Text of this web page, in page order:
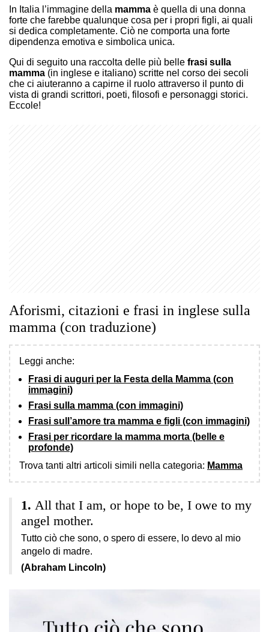
In Italia l’immagine della mamma è quella di una donna
forte che farebbe qualunque cosa per i propri figli, ai quali
si dedica completamente. Ciò ne comporta una forte
dipendenza emotiva e simbolica unica.
Qui di seguito una raccolta delle più belle frasi sulla
mamma (in inglese e italiano) scritte nel corso dei secoli
che ci aiuteranno a capirne il ruolo attraverso il punto di
vista di grandi scrittori, poeti, filosofi e personaggi storici.
Eccole!
Aforismi, citazioni e frasi in inglese sulla
mamma (con traduzione)
Leggi anche:
Frasi di auguri per la Festa della Mamma (con
immagini)
Frasi sulla mamma (con immagini)
Frasi sull’amore tra mamma e figli (con immagini)
Frasi per ricordare la mamma morta (belle e
profonde)
Trova tanti altri articoli simili nella categoria: Mamma
All that I am, or hope to be, I owe to my
angel mother.
Tutto ciò che sono, o spero di essere, lo devo al mio
angelo di madre.
(Abraham Lincoln)